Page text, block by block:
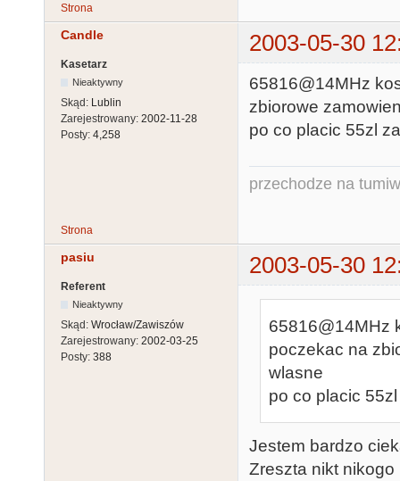
Strona
Candle 2003-05-30
Kasetarz
Nieaktywny
Skąd: Lublin
Zarejestrowany: 2002-11-28
Posty: 4,258
65816@14MHz
zbiorowe
po co placic 55zl
przechodze na
Strona
pasiu 2003-05-30
Referent
Nieaktywny
Skąd: Wrocław/Zawiszów
Zarejestrowany: 2002-03-25
Posty: 388
65816@14MHz
poczekac na
wlasne
po co placic
Jestem bardzo
Zreszta nikt nikogo